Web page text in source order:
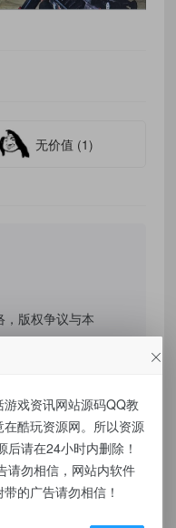
无价值 (1)
，版权争议与本
户自负，我们不
使用本站内容随
必须在下载后的
机中彻底删除上
戏资讯网站源码QQ教
酷玩资源网。所以资源
请在24小时内删除！
请勿相信，网站内软件
的广告请勿相信！